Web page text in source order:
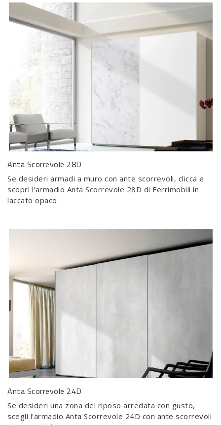
Anta Scorrevole 28D
Se desideri armadi a muro con ante scorrevoli, clicca e
scopri l'armadio Anta Scorrevole 28D di Ferrimobili in
laccato opaco.
Anta Scorrevole 24D
Se desideri una zona del riposo arredata con gusto,
scegli l'armadio Anta Scorrevole 24D con ante scorrevoli